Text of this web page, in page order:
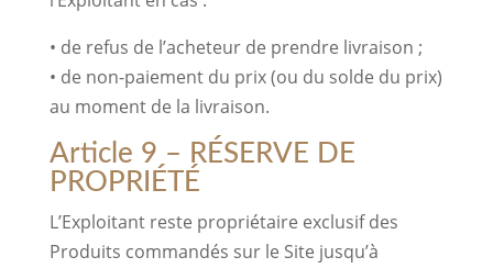
• de refus de l’acheteur de prendre livraison ;
• de non-paiement du prix (ou du solde du prix)
au moment de la livraison.
Article 9 – RÉSERVE DE
PROPRIÉTÉ
L’Exploitant reste propriétaire exclusif des
Produits commandés sur le Site jusqu’à